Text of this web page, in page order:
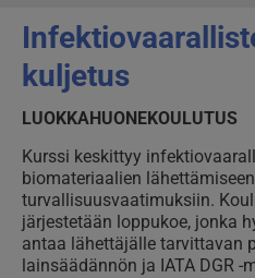
kuljetus
LUOKKAHUONEKOULUTUS
Kurssi keskittyy
biomateriaalien
turvallisuusvaatimuksiin.
järjestetään loppukoe, jonka
antaa lähettäjälle tarvittavan
lainsäädännön ja IATA DGR